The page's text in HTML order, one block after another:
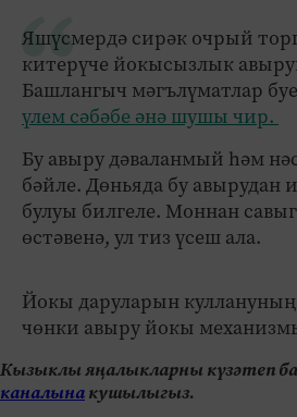
Яшүсмердә сирәк очрый
китерүче йокысызлык
Башлангыч мәгълүматлар
үлем сәбәбе әнә шушы чир.
Бу авыру дәваланмый һәм
бәйле. Дөньяда бу авырудан
булуы билгеле. Моннан
өстәвенә, ул тиз үсеш ала.
Йокы даруларын
чөнки авыру йокы
Кызыклы яңалыкларны күзәтеп
каналынакушылыгыз.